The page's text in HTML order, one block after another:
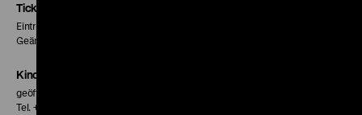
Tickets
Eintritt 5 €
Geänderte Preise sind im Programm vermerkt.
Kinokasse
geöffnet 30 Minuten vor Beginn der ersten Vorstellung
Tel. + 49 30 20304-770